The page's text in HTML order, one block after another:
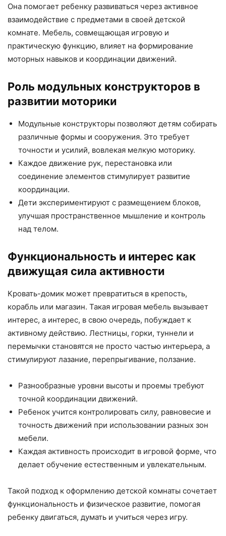
Она помогает ребенку развиваться через активное
взаимодействие с предметами в своей детской
комнате. Мебель, совмещающая игровую и
практическую функцию, влияет на формирование
моторных навыков и координации движений.
Роль модульных конструкторов в
развитии моторики
Модульные конструкторы позволяют детям собирать
различные формы и сооружения. Это требует
точности и усилий, вовлекая мелкую моторику.
Каждое движение рук, перестановка или
соединение элементов стимулирует развитие
координации.
Дети экспериментируют с размещением блоков,
улучшая пространственное мышление и контроль
над телом.
Функциональность и интерес как
движущая сила активности
Кровать-домик может превратиться в крепость,
корабль или магазин. Такая игровая мебель вызывает
интерес, а интерес, в свою очередь, побуждает к
активному действию. Лестницы, горки, туннели и
перемычки становятся не просто частью интерьера, а
стимулируют лазание, перепрыгивание, ползание.
Разнообразные уровни высоты и проемы требуют
точной координации движений.
Ребенок учится контролировать силу, равновесие и
точность движений при использовании разных зон
мебели.
Каждая активность происходит в игровой форме, что
делает обучение естественным и увлекательным.
Такой подход к оформлению детской комнаты сочетает
функциональность и физическое развитие, помогая
ребенку двигаться, думать и учиться через игру.